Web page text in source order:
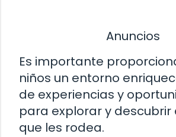
Anuncios
Es importante
niños un entorno
de experiencias y
para explorar y descubrir
que les rodea.